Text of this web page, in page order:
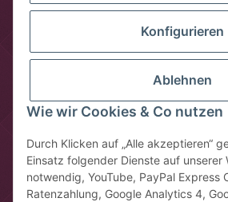
Konfigurieren
Ablehnen
Wie wir Cookies & Co nutzen
Durch Klicken auf „Alle akzeptieren“
Einsatz folgender Dienste auf unserer
notwendig, YouTube, PayPal Express
Ratenzahlung, Google Analytics 4,
* Alle Preise inkl. gesetzlicher USt., zzgl.
** gilt für Lieferungen innerhalb